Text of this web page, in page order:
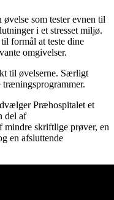
øvelse som tester evnen til
i et stresset miljø.
formål at teste dine
omgivelser.
til øvelserne. Særligt
Præhospitalet et
del af
mindre skriftlige prøver, en
en afsluttende